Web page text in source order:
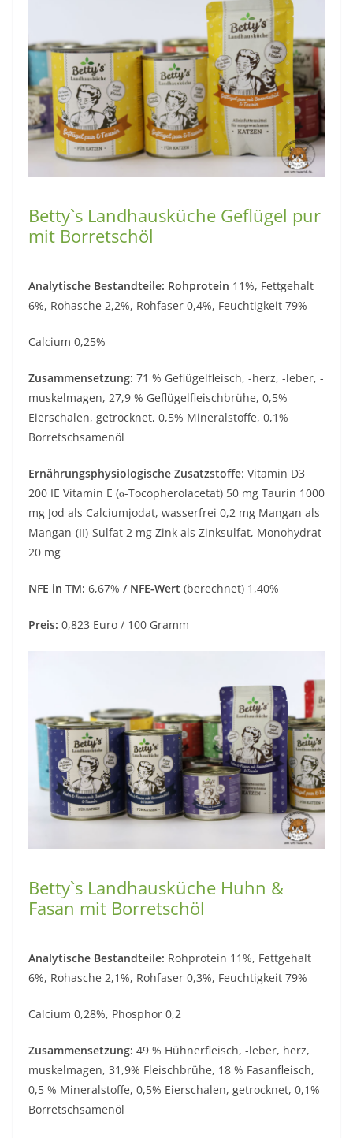
Betty`s Landhausküche Geflügel pur
mit Borretschöl
Analytische Bestandteile: Rohprotein 11%, Fettgehalt
6%, Rohasche 2,2%, Rohfaser 0,4%, Feuchtigkeit 79%
Calcium 0,25%
Zusammensetzung: 71 % Geflügelfleisch, -herz, -leber, -
muskelmagen, 27,9 % Geflügelfleischbrühe, 0,5%
Eierschalen, getrocknet, 0,5% Mineralstoffe, 0,1%
Borretschsamenöl
Ernährungsphysiologische Zusatzstoffe: Vitamin D3
200 IE Vitamin E (α-Tocopherolacetat) 50 mg Taurin 1000
mg Jod als Calciumjodat, wasserfrei 0,2 mg Mangan als
Mangan-(II)-Sulfat 2 mg Zink als Zinksulfat, Monohydrat
20 mg
NFE in TM: 6,67% / NFE-Wert (berechnet) 1,40%
Preis: 0,823 Euro / 100 Gramm
Betty`s Landhausküche Huhn &
Fasan mit Borretschöl
Analytische Bestandteile: Rohprotein 11%, Fettgehalt
6%, Rohasche 2,1%, Rohfaser 0,3%, Feuchtigkeit 79%
Calcium 0,28%, Phosphor 0,2
Zusammensetzung: 49 % Hühnerfleisch, -leber, herz,
muskelmagen, 31,9% Fleischbrühe, 18 % Fasanfleisch,
0,5 % Mineralstoffe, 0,5% Eierschalen, getrocknet, 0,1%
Borretschsamenöl